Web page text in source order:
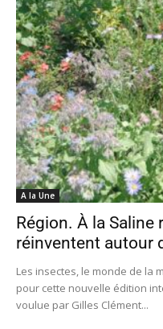
A la Une
Région. À la Saline
réinventent autour
Les insectes, le monde de la
pour cette nouvelle édition
voulue par Gilles Clément...